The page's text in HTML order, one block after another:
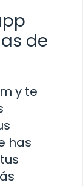
de
y te
has